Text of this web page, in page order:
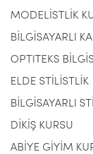
MODELİSTLİK
BİLGİSAYARLI
OPTITEKS
ELDE STİLİSTLİK
BİLGİSAYARLI
DİKİŞ KURSU
ABİYE GİYİM